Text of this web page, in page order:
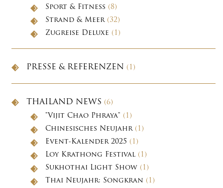
Sport & Fitness (8)
Strand & Meer(32)
Zugreise Deluxe (1)
PRESSE & REFERENZEN (1)
THAILAND NEWS (6)
"Vijit Chao Phraya" (1)
Chinesisches Neujahr(1)
Event-Kalender 2025 (1)
Loy Krathong Festival (1)
Sukhothai Light Show (1)
Thai Neujahr: Songkran (1)